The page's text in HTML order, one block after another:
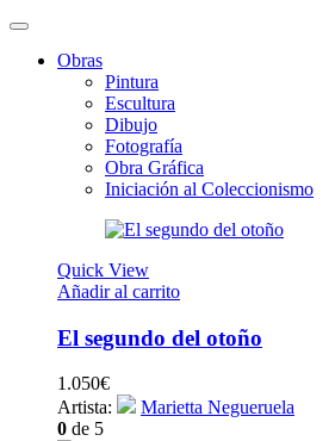
Obras
Pintura
Escultura
Dibujo
Fotografía
Obra Gráfica
Iniciación al Coleccionismo
Quick View
Añadir al carrito
El segundo del otoño
1.050€
Artista:
Marietta Negueruela
0 de 5